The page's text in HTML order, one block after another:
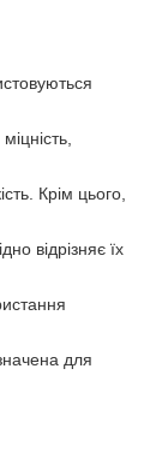
Крім цього,
відрізняє їх
для